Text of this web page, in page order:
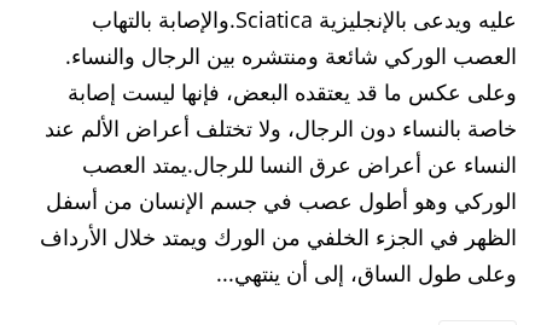
عليه ويدعى بالإنجليزية Sciatica.والإصابة بالتهاب
العصب الوركي شائعة ومنتشره بين الرجال والنساء.
وعلى عكس ما قد يعتقده البعض، فإنها ليست إصابة
خاصة بالنساء دون الرجال، ولا تختلف أعراض الألم عند
النساء عن أعراض عرق النسا للرجال.يمتد العصب
الوركي وهو أطول عصب في جسم الإنسان من أسفل
الظهر في الجزء الخلفي من الورك ويمتد خلال الأرداف
وعلى طول الساق، إلى أن ينتهي...